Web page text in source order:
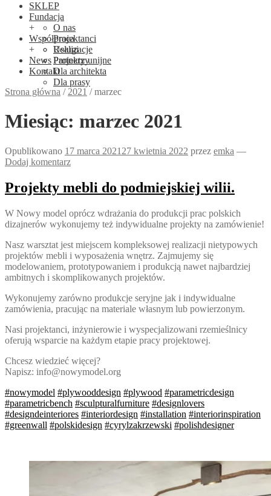
SKLEP
Fundacja
O nas
Projektanci
Realizacje
Projekty unijne
+
Współpraca
Usługi
Partnerzy
Dla architekta
Dla prasy
+
News
Kontakt
Strona główna / 2021 /marzec
Miesiąc: marzec 2021
Opublikowano 17 marca 2021 27 kwietnia 2022 przez emka —
Dodaj komentarz
Projekty mebli do podmiejskiej wilii.
W Nowy model oprócz wdrażania do produkcji prac polskich
dizajnerów wykonujemy też indywidualne projekty na zamówienie!
Nasz warsztat jest miejscem kompleksowej realizacji nietypowych
projektów mebli i wyposażenia wnętrz. Zajmujemy się
modelowaniem, prototypowaniem i produkcją nawet najbardziej
ambitnych i skomplikowanych projektów.
Wykonujemy zarówno produkcje seryjne jak i indywidualne
zamówienia, pracując na materiale własnym lub powierzonym.
Nasi projektanci, inżynierowie i wyspecjalizowani rzemieślnicy
oferują wsparcie na każdym etapie pracy projektowej.
Chcesz wiedzieć więcej?
Napisz: info@nowymodel.org
#nowymodel #plywooddesign #plywood #parametricdesign
#parametricbench #sculpturalfurniture #designlovers
#designdeinteriores #interiordesign #installation #interiorinspiration
#greenwall #polskidesign #cyrylzakrzewski #polishdesigner